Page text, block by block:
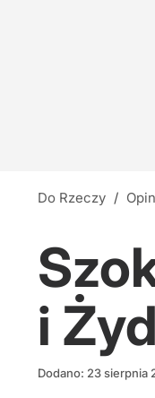
Do Rzeczy /
i
Dodano: 23sierpnia